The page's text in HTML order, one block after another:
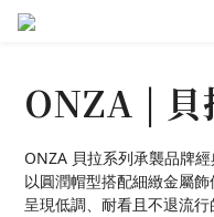
ONZA | 貝
ONZA 貝拉系列承襲品牌經
以圓潤帽型搭配細緻金屬飾
呈現低調、耐看且不退流行